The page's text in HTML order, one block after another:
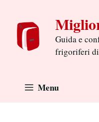
contenu
Guida e
frigoriferi
Menu